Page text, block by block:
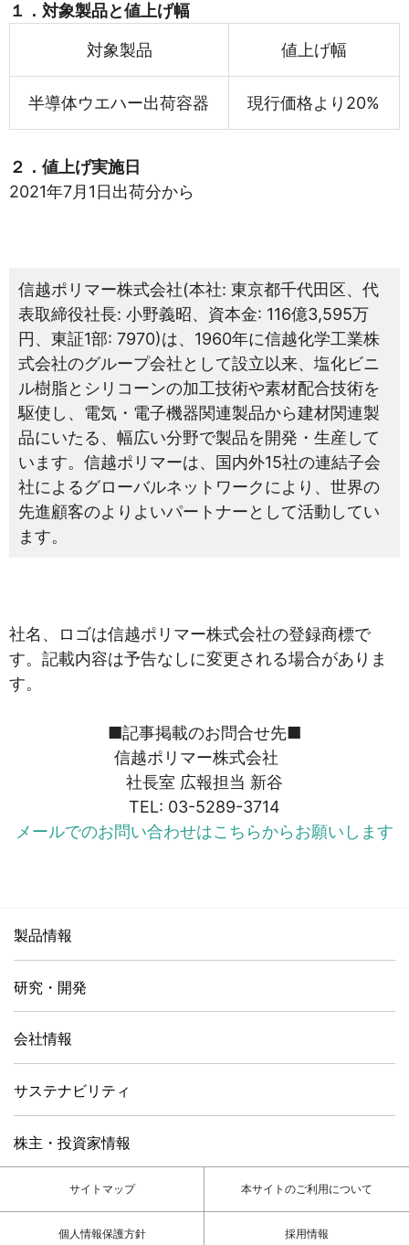
１．対象製品と値上げ幅
対象製品 値上げ幅
半導体ウエハー出荷容器 現行価格より20%
２．値上げ実施日
2021年7月1日出荷分から
信越ポリマー株式会社(本社: 東京都千代田区、代
表取締役社長: 小野義昭、資本金: 116億3,595万
円、東証1部: 7970)は、1960年に信越化学工業株
式会社のグループ会社として設立以来、塩化ビニ
ル樹脂とシリコーンの加工技術や素材配合技術を
駆使し、電気・電子機器関連製品から建材関連製
品にいたる、幅広い分野で製品を開発・生産して
います。信越ポリマーは、国内外15社の連結子会
社によるグローバルネットワークにより、世界の
先進顧客のよりよいパートナーとして活動してい
ます。
社名、ロゴは信越ポリマー株式会社の登録商標で
す。記載内容は予告なしに変更される場合がありま
す。
■記事掲載のお問合せ先■
信越ポリマー株式会社
社長室 広報担当 新谷
TEL: 03-5289-3714
メールでのお問い合わせはこちらからお願いします
製品情報
研究・開発
会社情報
サステナビリティ
株主・投資家情報
サイトマップ 本サイトのご利用について
個人情報保護方針 採用情報